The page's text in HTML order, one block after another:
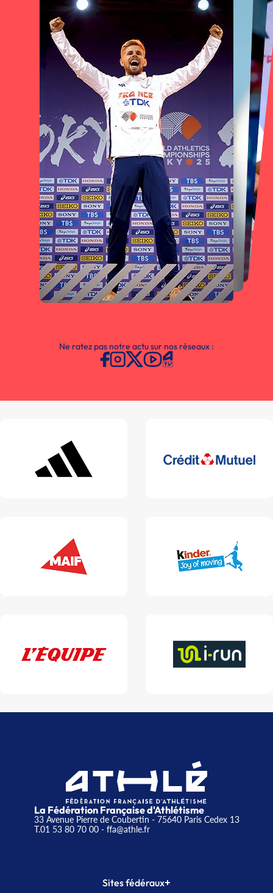
Ne ratez pas notre actu sur nos réseaux :
La Fédération Française d'Athlétisme
33 Avenue Pierre de Coubertin - 75640 Paris Cedex 13
T.01 53 80 70 00- ffa@athle.fr
Sites fédéraux+